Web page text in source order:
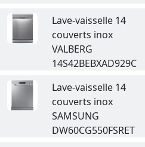
Lave-vaisselle 14
couverts inox
VALBERG
14S42BEBXAD929C
Lave-vaisselle 14
couverts inox
SAMSUNG
DW60CG550FSRET